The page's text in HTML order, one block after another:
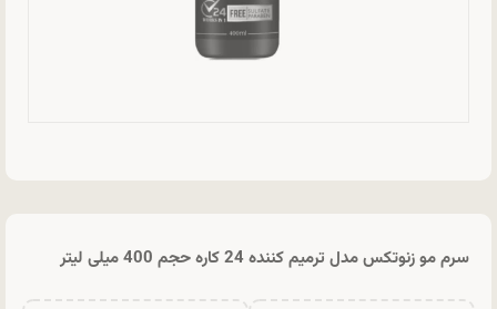
سرم مو زنوتکس مدل ترمیم کننده 24 کاره حجم 400 میلی لیتر